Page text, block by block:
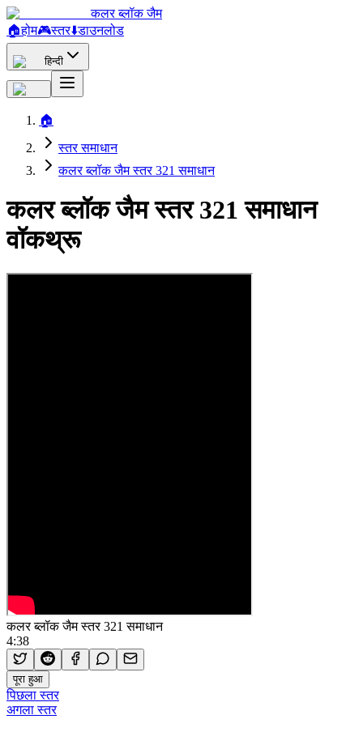
कलर ब्लॉक जैम
🏠होम🎮स्तर⬇️डाउनलोड
हिन्दी
🏠
स्तर समाधान
कलर ब्लॉक जैम स्तर 321 समाधान
कलर ब्लॉक जैम स्तर 321 समाधान
वॉकथ्रू
कलर ब्लॉक जैम स्तर 321 समाधान
4:38
पूरा हुआ
पिछला स्तर
अगला स्तर